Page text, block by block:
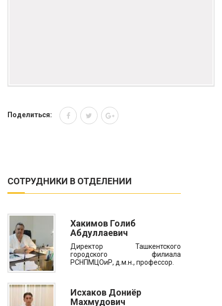
Поделиться:
СОТРУДНИКИ В ОТДЕЛЕНИИ
Хакимов Голиб
Абдуллаевич
Директор Ташкентского
городского филиала
РСНПМЦОиР, д.м.н., профессор.
Исхаков Дониёр
Махмудович